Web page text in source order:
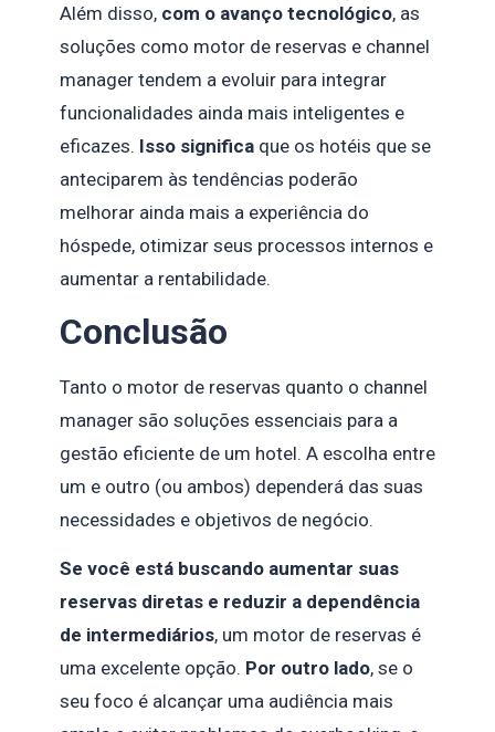
Além disso, com o avanço tecnológico, as
soluções como motor de reservas e channel
manager tendem a evoluir para integrar
funcionalidades ainda mais inteligentes e
eficazes. Isso significa que os hotéis que se
anteciparem às tendências poderão
melhorar ainda mais a experiência do
hóspede, otimizar seus processos internos e
aumentar a rentabilidade.
Conclusão
Tanto o motor de reservas quanto o channel
manager são soluções essenciais para a
gestão eficiente de um hotel. A escolha entre
um e outro (ou ambos) dependerá das suas
necessidades e objetivos de negócio.
Se você está buscando aumentar suas
reservas diretas e reduzir a dependência
de intermediários, um motor de reservas é
uma excelente opção. Por outro lado, se o
seu foco é alcançar uma audiência mais